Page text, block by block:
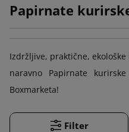
Papirnate
Izdržljive, praktične,
naravno Papirnate
Boxmarketa!
Filter